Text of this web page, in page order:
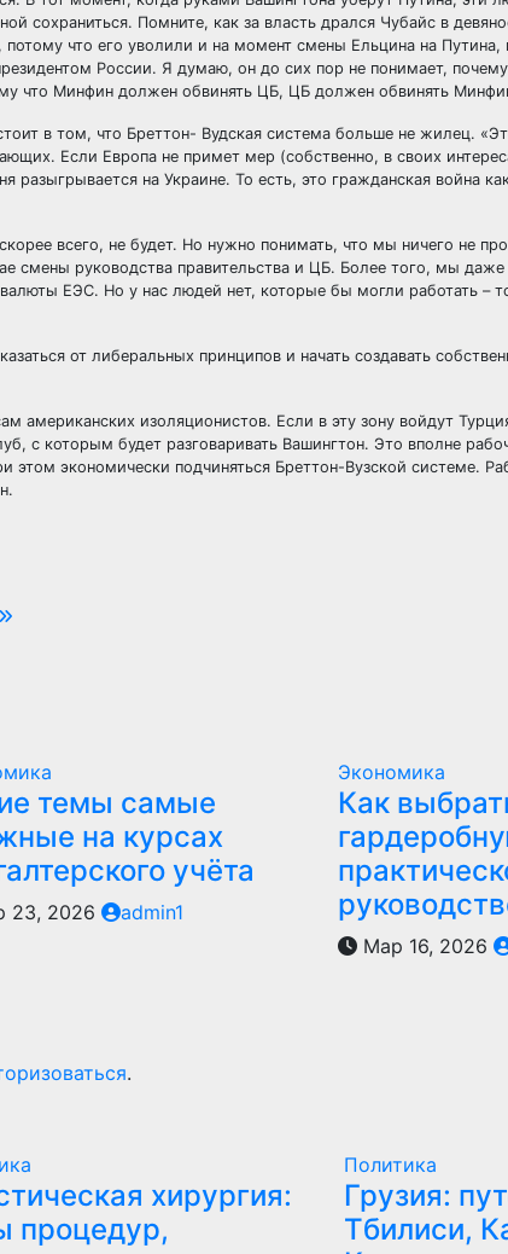
сохраниться. Помните, как за власть дрался Чубайс в
что его уволили и на момент смены Ельцина на Путина,
России. Я думаю, он до сих пор не понимает,
что Минфин должен обвинять ЦБ, ЦБ должен обвинять
в том, что Бреттон- Вудская система больше не жилец.
Если Европа не примет мер (собственно, в своих
разыгрывается на Украине. То есть, это гражданская война
всего, не будет. Но нужно понимать, что мы ничего не
смены руководства правительства и ЦБ. Более того, мы
ЕЭС. Но у нас людей нет, которые бы могли работать –
от либеральных принципов и начать создавать
американских изоляционистов. Если в эту зону войдут
с которым будет разговаривать Вашингтон. Это вполне
этом экономически подчиняться Бреттон-Вузской системе.
темы самые
на курсах
учёта
23, 2026 admin1
Экономика
Как
Мар 16, 2026
.
хирургия:
процедур,
Политика
Грузия:
Тбилиси,